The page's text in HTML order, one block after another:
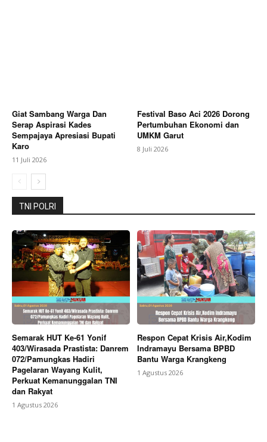
Company
About
Contact us
Subscription Plans
My account
Bagikan Artikel
Berita Lainnya Puspsi TNI Lakukan Giat Pelatihan
Psikologi Tenaga Pendidik
Giat Sambang Warga Dan
Serap Aspirasi Kades
Sempajaya Apresiasi Bupati
Karo
11 Juli 2026
Festival Baso Aci 2026 Dorong
Pertumbuhan Ekonomi dan
UMKM Garut
8 Juli 2026
TNI POLRI
Semarak HUT Ke-61 Yonif
403/Wirasada Prastista: Danrem
072/Pamungkas Hadiri
Pagelaran Wayang Kulit,
Perkuat Kemanunggalan TNI
dan Rakyat
1 Agustus 2026
Respon Cepat Krisis Air,Kodim
Indramayu Bersama BPBD
Bantu Warga Krangkeng
1 Agustus 2026